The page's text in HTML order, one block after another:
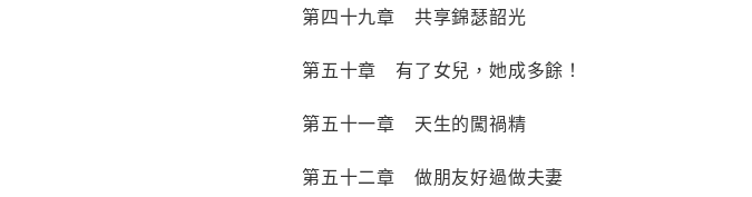
第四十九章 共享錦瑟韶光
第五十章 有了女兒，她成多餘！
第五十一章 天生的闖禍精
第五十二章 做朋友好過做夫妻